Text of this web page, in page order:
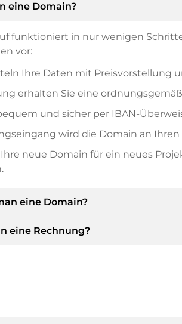
eine Domain?
funktioniert in nur wenigen
vor:
Ihre Daten mit Preisvorstellung
erhalten Sie eine
und sicher per IBAN-
wird die Domain an
neue Domain für ein neues
eine Domain?
wird der Inhaber Ihnen die
eine Rechnung?